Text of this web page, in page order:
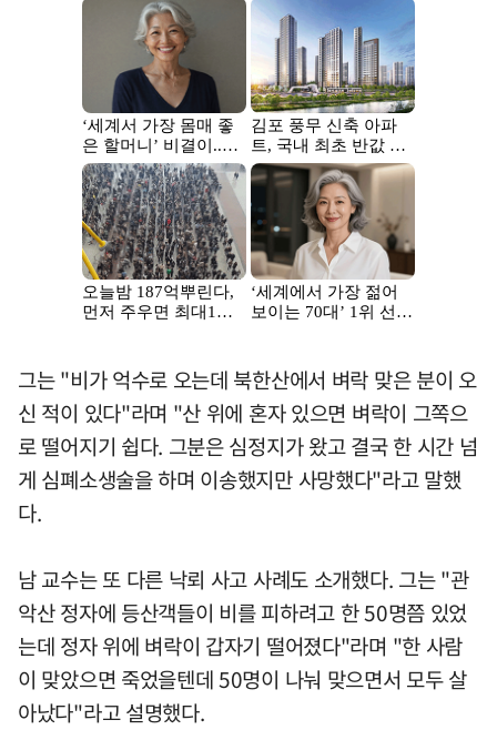
그는 "비가 억수로 오는데 북한산에서 벼락 맞은 분이 오
신 적이 있다"라며 "산 위에 혼자 있으면 벼락이 그쪽으
로 떨어지기 쉽다. 그분은 심정지가 왔고 결국 한 시간 넘
게 심폐소생술을 하며 이송했지만 사망했다"라고 말했
다.
남 교수는 또 다른 낙뢰 사고 사례도 소개했다. 그는 "관
악산 정자에 등산객들이 비를 피하려고 한 50명쯤 있었
는데 정자 위에 벼락이 갑자기 떨어졌다"라며 "한 사람
이 맞았으면 죽었을텐데 50명이 나눠 맞으면서 모두 살
아났다"라고 설명했다.